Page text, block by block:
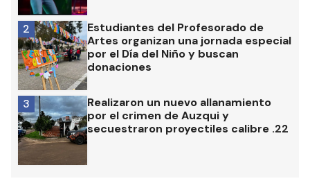
Estudiantes del Profesorado de
Artes organizan una jornada especial
por el Día del Niño y buscan
donaciones
2
Realizaron un nuevo allanamiento
por el crimen de Auzqui y
secuestraron proyectiles calibre .22
3